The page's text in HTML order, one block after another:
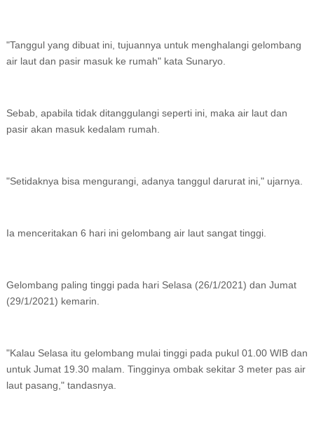
"Tanggul yang dibuat ini, tujuannya untuk menghalangi gelombang
air laut dan pasir masuk ke rumah" kata Sunaryo.
Sebab, apabila tidak ditanggulangi seperti ini, maka air laut dan
pasir akan masuk kedalam rumah.
"Setidaknya bisa mengurangi, adanya tanggul darurat ini," ujarnya.
Ia menceritakan 6 hari ini gelombang air laut sangat tinggi.
Gelombang paling tinggi pada hari Selasa (26/1/2021) dan Jumat
(29/1/2021) kemarin.
"Kalau Selasa itu gelombang mulai tinggi pada pukul 01.00 WIB dan
untuk Jumat 19.30 malam. Tingginya ombak sekitar 3 meter pas air
laut pasang," tandasnya.